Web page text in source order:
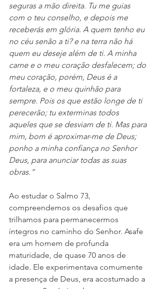
seguras a mão direita. Tu me guias
com o teu conselho, e depois me
receberás em glória. A quem tenho eu
no céu senão a ti? e na terra não há
quem eu deseje além de ti. A minha
carne e o meu coração desfalecem; do
meu coração, porém, Deus é a
fortaleza, e o meu quinhão para
sempre. Pois os que estão longe de ti
perecerão; tu exterminas todos
aqueles que se desviam de ti. Mas para
mim, bom é aproximar-me de Deus;
ponho a minha confiança no Senhor
Deus, para anunciar todas as suas
obras.”
Ao estudar o Salmo 73,
compreendemos os desafios que
trilhamos para permanecermos
íntegros no caminho do Senhor. Asafe
era um homem de profunda
maturidade, de quase 70 anos de
idade. Ele experimentava comumente
a presença de Deus, era acostumado a